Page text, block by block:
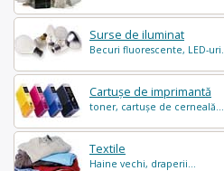
Surse de iluminat
Becuri fluorescente, LED-uri...
Cartușe de imprimantă
toner, cartușe de cerneală...
Textile
Haine vechi, draperii...